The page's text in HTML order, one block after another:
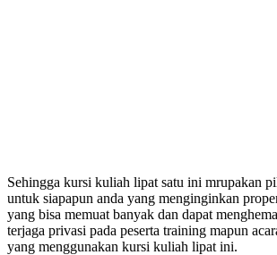
Sehingga kursi kuliah lipat satu ini mrupakan
untuk siapapun anda yang menginginkan
yang bisa memuat banyak dan dapat
terjaga privasi pada peserta training mapun
yang menggunakan kursi kuliah lipat ini.